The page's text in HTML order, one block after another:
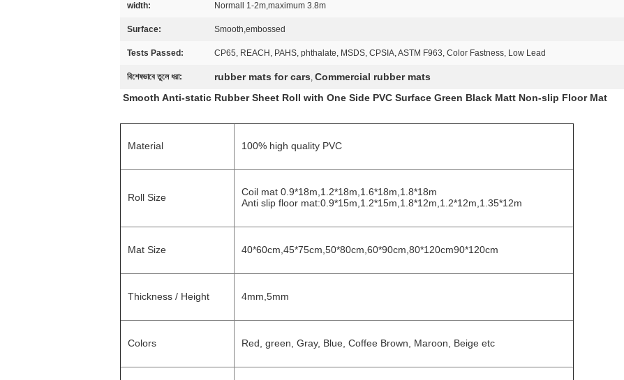
width: Normall 1-2m,maximum 3.8m
Surface: Smooth,embossed
Tests Passed: CP65, REACH, PAHS, phthalate, MSDS, CPSIA, ASTM F963, Color Fastness, Low Lead
বিশেষভাবে তুলে ধরা: rubber mats for cars, Commercial rubber mats
Smooth Anti-static Rubber Sheet Roll with One Side PVC Surface Green Black Matt Non-slip Floor Mat
Material 100% high quality PVC
Roll Size
Coil mat 0.9*18m,1.2*18m,1.6*18m,1.8*18m
Anti slip floor mat:0.9*15m,1.2*15m,1.8*12m,1.2*12m,1.35*12m
Mat Size 40*60cm,45*75cm,50*80cm,60*90cm,80*120cm90*120cm
Thickness / Height 4mm,5mm
Colors Red, green, Gray, Blue, Coffee Brown, Maroon, Beige etc